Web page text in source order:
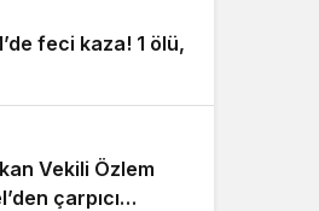
feci kaza! 1 ölü,
Vekili Özlem
çarpıcı